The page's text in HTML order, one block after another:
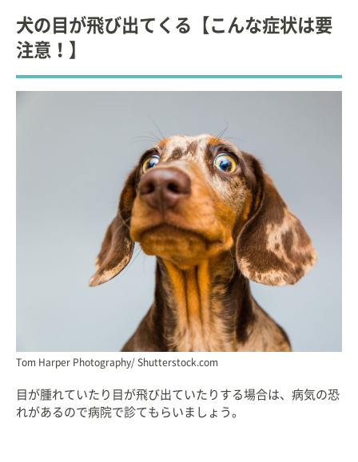
犬の目が飛び出てくる【こんな症状は要
注意！】
Tom Harper Photography/ Shutterstock.com
目が腫れていたり目が飛び出ていたりする場合は、病気の恐
れがあるので病院で診てもらいましょう。